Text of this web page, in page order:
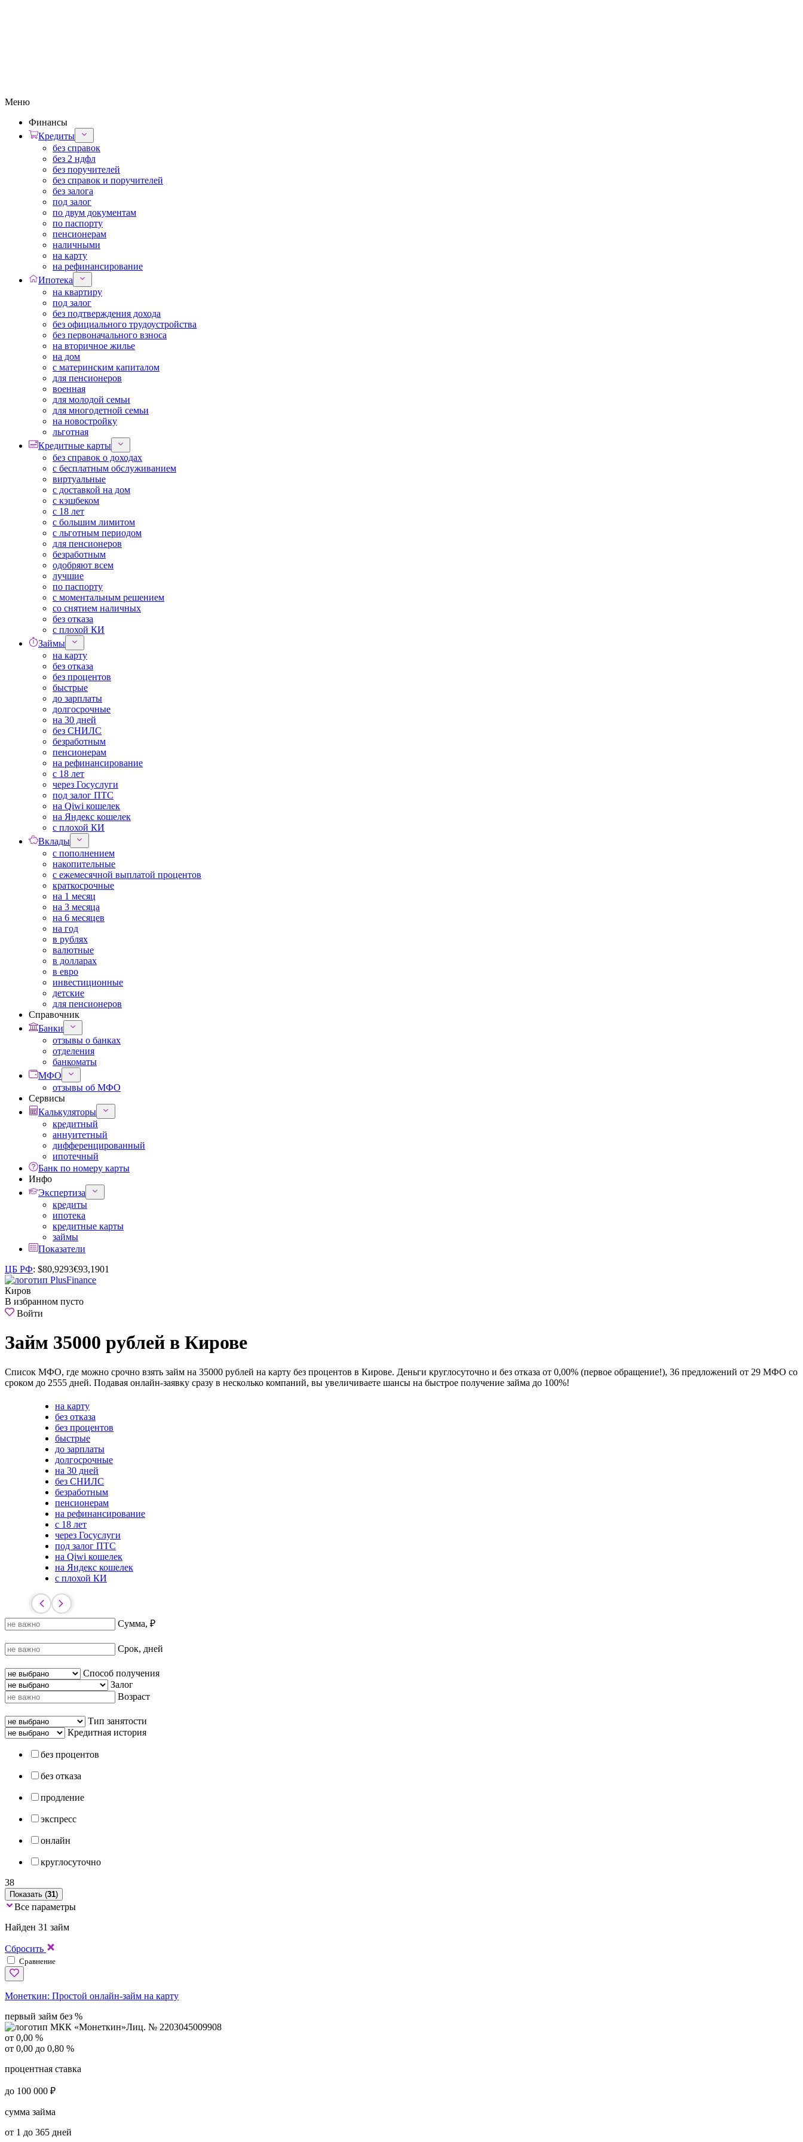
Меню
Финансы
Кредиты
без справок
без 2 ндфл
без поручителей
без справок и поручителей
без залога
под залог
по двум документам
по паспорту
пенсионерам
наличными
на карту
на рефинансирование
Ипотека
на квартиру
под залог
без подтверждения дохода
без официального трудоустройства
без первоначального взноса
на вторичное жилье
на дом
с материнским капиталом
для пенсионеров
военная
для молодой семьи
для многодетной семьи
на новостройку
льготная
Кредитные карты
без справок о доходах
с бесплатным обслуживанием
виртуальные
с доставкой на дом
с кэшбеком
с 18 лет
с большим лимитом
с льготным периодом
для пенсионеров
безработным
одобряют всем
лучшие
по паспорту
с моментальным решением
со снятием наличных
без отказа
с плохой КИ
Займы
на карту
без отказа
без процентов
быстрые
до зарплаты
долгосрочные
на 30 дней
без СНИЛС
безработным
пенсионерам
на рефинансирование
с 18 лет
через Госуслуги
под залог ПТС
на Qiwi кошелек
на Яндекс кошелек
с плохой КИ
Вклады
с пополнением
накопительные
с ежемесячной выплатой процентов
краткосрочные
на 1 месяц
на 3 месяца
на 6 месяцев
на год
в рублях
валютные
в долларах
в евро
инвестиционные
детские
для пенсионеров
Справочник
Банки
отзывы о банках
отделения
банкоматы
МФО
отзывы об МФО
Сервисы
Калькуляторы
кредитный
аннуитетный
дифференцированный
ипотечный
Банк по номеру карты
Инфо
Экспертиза
кредиты
ипотека
кредитные карты
займы
Показатели
ЦБ РФ: $80,9293€93,1901
Киров
В избранном пусто
Войти
Займ 35000 рублей в Кирове
Список МФО, где можно срочно взять займ на 35000 рублей на карту без процентов в Кирове. Деньги круглосуточно и без отказа от 0,00% (первое обращение!), 36 предложений от 29 МФО со
сроком до 2555 дней. Подавая онлайн-заявку сразу в несколько компаний, вы увеличиваете шансы на быстрое получение займа до 100%!
на карту
без отказа
без процентов
быстрые
до зарплаты
долгосрочные
на 30 дней
без СНИЛС
безработным
пенсионерам
на рефинансирование
с 18 лет
через Госуслуги
под залог ПТС
на Qiwi кошелек
на Яндекс кошелек
с плохой КИ
Сумма, ₽
Срок, дней
Способ получения
Залог
Возраст
Тип занятости
Кредитная история
без процентов
без отказа
продление
экспресс
онлайн
круглосуточно
38
Показать (31)
Все параметры
Найден 31 займ
Сбросить
Сравнение
Монеткин: Простой онлайн-займ на карту
первый займ без %
Лиц. № 2203045009908
от 0,00 %
от 0,00 до 0,80 %
процентная ставка
до 100 000 ₽
сумма займа
от 1 до 365 дней